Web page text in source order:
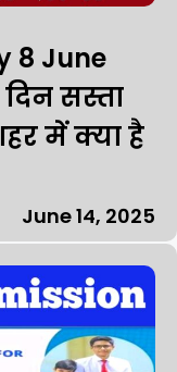
8 June
सस्ता
में क्या है
June 14, 2025